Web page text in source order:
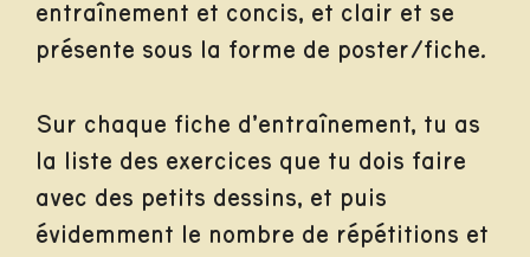
entraînement et concis, et clair et se
présente sous la forme de poster/fiche.
Sur chaque fiche d’entraînement, tu as
la liste des exercices que tu dois faire
avec des petits dessins, et puis
évidemment le nombre de répétitions et